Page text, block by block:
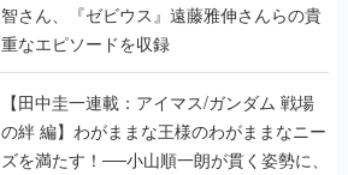
智さん、『ゼビウス』遠藤雅伸さんらの貴
重なエピソードを収録
【田中圭一連載：アイマス/ガンダム 戦場
の絆 編】わがままな王様のわがままなニー
ズを満たす！──小山順一朗が貫く姿勢に、